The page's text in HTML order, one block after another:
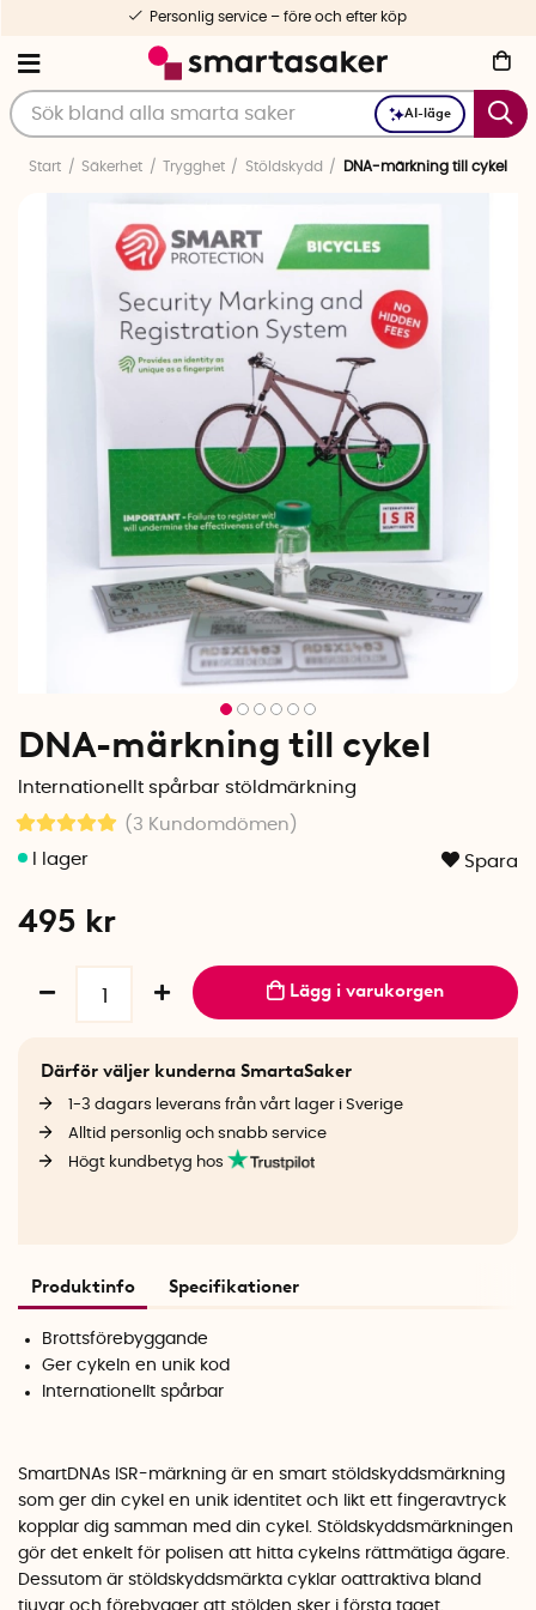
AI-läge
Personlig service – före och efter köp
Start Säkerhet Trygghet Stöldskydd DNA-märkning till cykel
DNA-märkning till cykel
Internationellt spårbar stöldmärkning
(3 Kundomdömen )
Spara
495 kr
Lägg i varukorgen
Därför väljer kunderna SmartaSaker
1-3 dagars leverans från vårt lager i Sverige
Alltid personlig och snabb service
Högt kundbetyg hos
Produktinfo Specifikationer
Brottsförebyggande
Ger cykeln en unik kod
Internationellt spårbar
SmartDNAs ISR-märkning är en smart stöldskyddsmärkning
som ger din cykel en unik identitet och likt ett fingeravtryck
kopplar dig samman med din cykel. Stöldskyddsmärkningen
gör det enkelt för polisen att hitta cykelns rättmätiga ägare.
Dessutom är stöldskyddsmärkta cyklar oattraktiva bland
tjuvar och förebygger att stölden sker i första taget.